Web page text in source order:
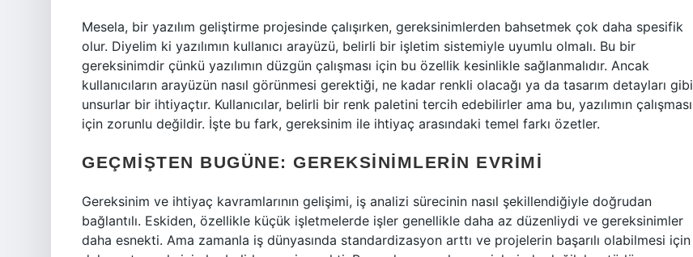
Mesela, bir yazılım geliştirme projesinde çalışırken, gereksinimlerden bahsetmek çok daha spesifik
olur. Diyelim ki yazılımın kullanıcı arayüzü, belirli bir işletim sistemiyle uyumlu olmalı. Bu bir
gereksinimdir çünkü yazılımın düzgün çalışması için bu özellik kesinlikle sağlanmalıdır. Ancak
kullanıcıların arayüzün nasıl görünmesi gerektiği, ne kadar renkli olacağı ya da tasarım detayları gibi
unsurlar bir ihtiyaçtır. Kullanıcılar, belirli bir renk paletini tercih edebilirler ama bu, yazılımın çalışması
için zorunlu değildir. İşte bu fark, gereksinim ile ihtiyaç arasındaki temel farkı özetler.
GEÇMIŞTEN BUGÜNE: GEREKSINIMLERIN EVRIMI
Gereksinim ve ihtiyaç kavramlarının gelişimi, iş analizi sürecinin nasıl şekillendiğiyle doğrudan
bağlantılı. Eskiden, özellikle küçük işletmelerde işler genellikle daha az düzenliydi ve gereksinimler
daha esnekti. Ama zamanla iş dünyasında standardizasyon arttı ve projelerin başarılı olabilmesi için